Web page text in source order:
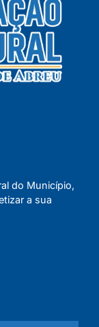
do Município,
a sua